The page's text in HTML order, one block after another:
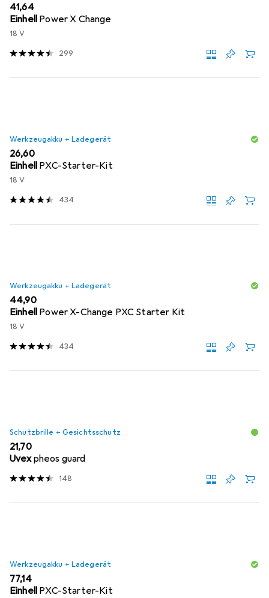
EUR
41,64
Einhell Power X Change
18 V
299
Werkzeugakku + Ladegerät
EUR
26,60
Einhell PXC-Starter-Kit
18 V
434
Werkzeugakku + Ladegerät
EUR
44,90
Einhell Power X-Change PXC Starter Kit
18 V
434
Schutzbrille + Gesichtsschutz
EUR
21,70
Uvexpheos guard
148
Werkzeugakku + Ladegerät
EUR
77,14
Einhell PXC-Starter-Kit